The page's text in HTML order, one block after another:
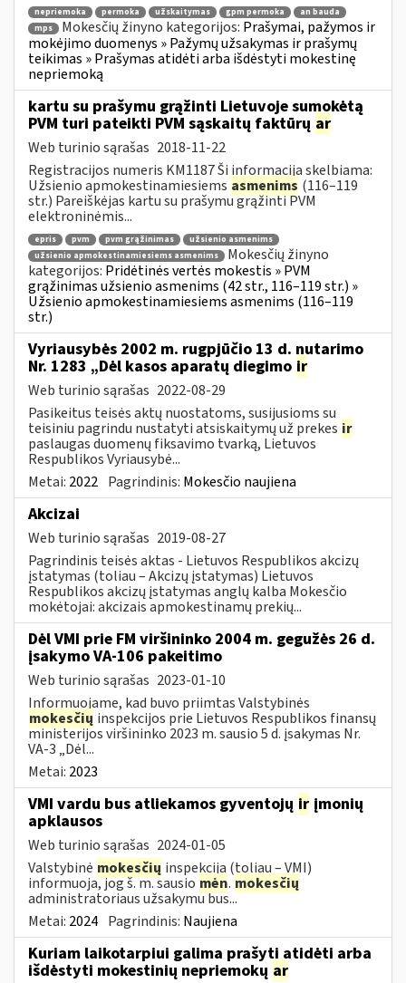
nepriemoka permoka užskaitymas gpm permoka
an bauda
mps
Mokesčių žinyno kategorijos: Prašymai, pažymos ir
mokėjimo duomenys » Pažymų užsakymas ir prašymų
teikimas » Prašymas atidėti arba išdėstyti mokestinę
nepriemoką
kartu su prašymu grąžinti Lietuvoje sumokėtą
PVM turi pateikti PVM sąskaitų faktūrų ar
Web turinio sąrašas 2018-11-22
Registracijos numeris KM1187 Ši informacija skelbiama:
Užsienio apmokestinamiesiems asmenims (116–119
str.) Pareiškėjas kartu su prašymu grąžinti PVM
elektroninėmis...
epris pvm pvm grąžinimas
užsienio asmenims
užsienio apmokestinamiesiems asmenims
Mokesčių žinyno
kategorijos: Pridėtinės vertės mokestis » PVM
grąžinimas užsienio asmenims (42 str., 116–119 str.) »
Užsienio apmokestinamiesiems asmenims (116–119
str.)
Vyriausybės 2002 m. rugpjūčio 13 d. nutarimo
Nr. 1283 „Dėl kasos aparatų diegimo ir
Web turinio sąrašas 2022-08-29
Pasikeitus teisės aktų nuostatoms, susijusioms su
teisiniu pagrindu nustatyti atsiskaitymų už prekes ir
paslaugas duomenų fiksavimo tvarką, Lietuvos
Respublikos Vyriausybė...
Metai: 2022 Pagrindinis: Mokesčio naujiena
Akcizai
Web turinio sąrašas 2019-08-27
Pagrindinis teisės aktas - Lietuvos Respublikos akcizų
įstatymas (toliau – Akcizų įstatymas) Lietuvos
Respublikos akcizų įstatymas anglų kalba Mokesčio
mokėtojai: akcizais apmokestinamų prekių...
Dėl VMI prie FM viršininko 2004 m. gegužės 26 d.
įsakymo VA-106 pakeitimo
Web turinio sąrašas 2023-01-10
Informuojame, kad buvo priimtas Valstybinės
mokesčių inspekcijos prie Lietuvos Respublikos finansų
ministerijos viršininko 2023 m. sausio 5 d. įsakymas Nr.
VA-3 „Dėl...
Metai: 2023
VMI vardu bus atliekamos gyventojų ir įmonių
apklausos
Web turinio sąrašas 2024-01-05
Valstybinė mokesčių inspekcija (toliau – VMI)
informuoja, jog š. m. sausio mėn. mokesčių
administratoriaus užsakymu bus...
Metai: 2024 Pagrindinis: Naujiena
Kuriam laikotarpiui galima prašyti atidėti arba
išdėstyti mokestinių nepriemokų ar